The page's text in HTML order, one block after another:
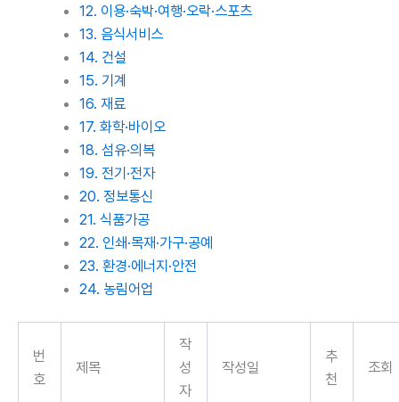
12. 이용·숙박·여행·오락·스포츠
13. 음식서비스
14. 건설
15. 기계
16. 재료
17. 화학·바이오
18. 섬유·의복
19. 전기·전자
20. 정보통신
21. 식품가공
22. 인쇄·목재·가구·공예
23. 환경·에너지·안전
24. 농림어업
번
호
제목
작
성
자
작성일
추
천
조회